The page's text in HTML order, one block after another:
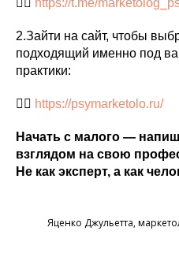
👉🏼 https://t.me/
2.Зайти на сайт, чтобы
подходящий именно под
практики:
👉🏼 https://psymarketolo.ru/
Начать с малого —
взглядом на свою
Не как эксперт, а как
Яценко Джульетта,